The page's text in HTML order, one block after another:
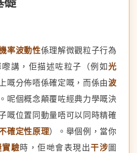
率波動性係理解微觀粒子行為
講，佢描述咗粒子（例如光
嘅分佈唔係確定嘅，而係由波
呢個概念顛覆咗經典力學嘅決
嘅位置同動量唔可以同時精確
確定性原理）。舉個例，當你
驗時，佢哋會表現出干涉圖